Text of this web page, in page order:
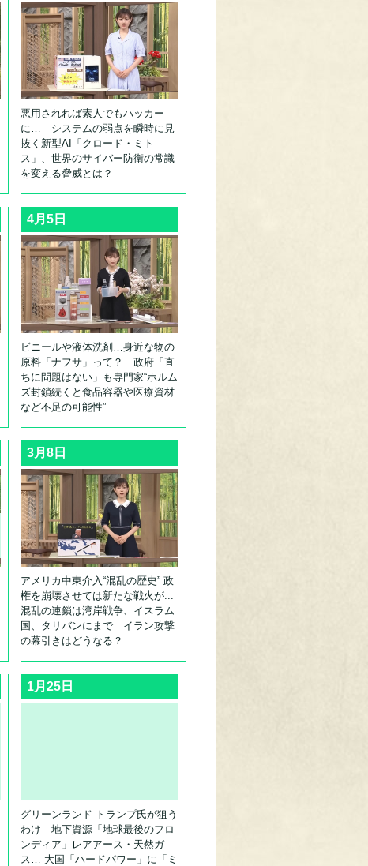
悪用されれば素人でもハッカー
に… システムの弱点を瞬時に見
抜く新型AI「クロード・ミト
ス」、世界のサイバー防衛の常識
を変える脅威とは？
4月5日
ビニールや液体洗剤…身近な物の
原料「ナフサ」って？ 政府「直
ちに問題はない」も専門家“ホルム
ズ封鎖続くと食品容器や医療資材
など不足の可能性”
3月8日
アメリカ中東介入“混乱の歴史” 政
権を崩壊させては新たな戦火が...
混乱の連鎖は湾岸戦争、イスラム
国、タリバンにまで イラン攻撃
の幕引きはどうなる？
1月25日
グリーンランド トランプ氏が狙う
わけ 地下資源「地球最後のフロ
ンディア」レアアース・天然ガ
ス… 大国「ハードパワー」に「ミ